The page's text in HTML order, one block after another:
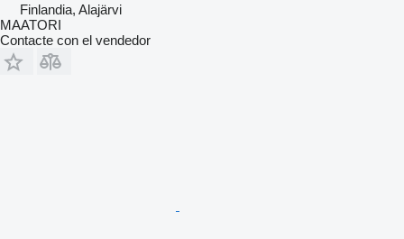
Finlandia, Alajärvi
MAATORI
Contacte con el vendedor